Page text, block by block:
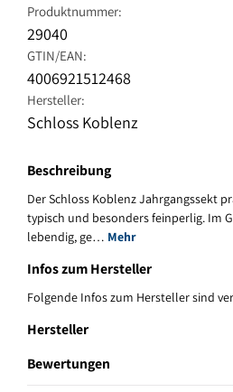
Produktnummer:
29040
GTIN/EAN:
4006921512468
Hersteller:
Schloss Koblenz
Beschreibung
Der Schloss Koblenz Jahrgangssekt
typisch und besonders feinperlig. Im
lebendig, ge… Mehr
Infos zum Hersteller
Folgende Infos zum Hersteller sind
Hersteller
Bewertungen